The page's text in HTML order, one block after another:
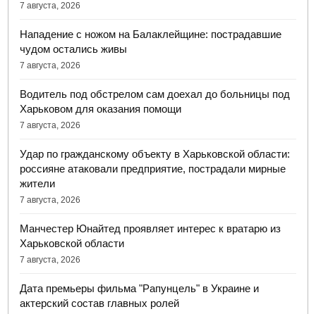
7 августа, 2026
Нападение с ножом на Балаклейщине: пострадавшие
чудом остались живы
7 августа, 2026
Водитель под обстрелом сам доехал до больницы под
Харьковом для оказания помощи
7 августа, 2026
Удар по гражданскому объекту в Харьковской области:
россияне атаковали предприятие, пострадали мирные
жители
7 августа, 2026
Манчестер Юнайтед проявляет интерес к вратарю из
Харьковской области
7 августа, 2026
Дата премьеры фильма "Рапунцель" в Украине и
актерский состав главных ролей